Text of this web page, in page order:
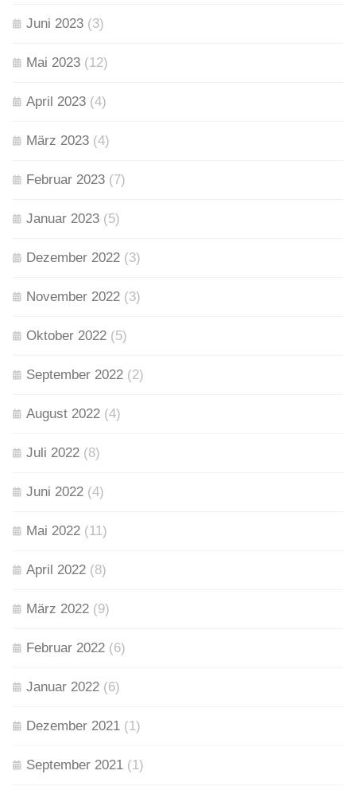
Juni 2023 (3)
Mai 2023 (12)
April 2023 (4)
März 2023 (4)
Februar 2023 (7)
Januar 2023 (5)
Dezember 2022 (3)
November 2022 (3)
Oktober 2022 (5)
September 2022 (2)
August 2022 (4)
Juli 2022 (8)
Juni 2022 (4)
Mai 2022 (11)
April 2022 (8)
März 2022 (9)
Februar 2022 (6)
Januar 2022 (6)
Dezember 2021 (1)
September 2021 (1)